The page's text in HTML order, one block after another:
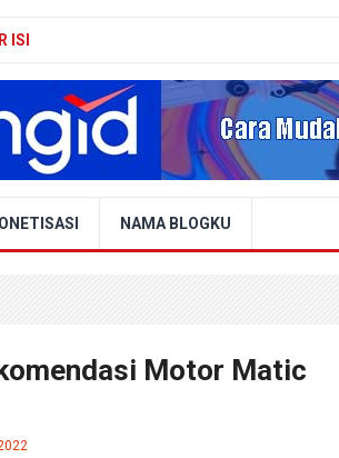
ISI
NAMA BLOGKU
Motor Matic